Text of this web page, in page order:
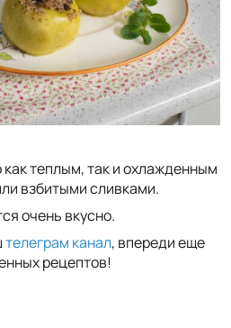
теплым, так и охлажденным
взбитыми сливками.
очень вкусно.
телеграм канал, впереди еще
рецептов!